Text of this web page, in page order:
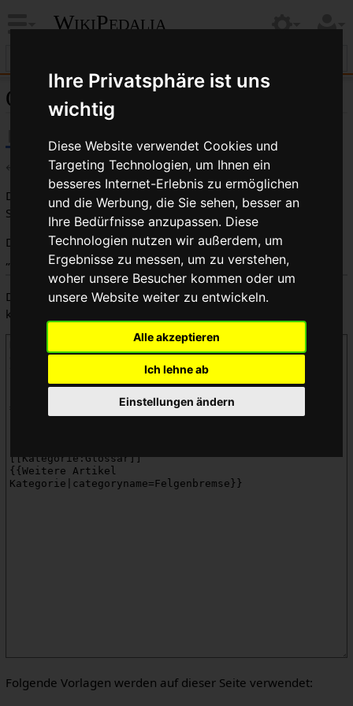
Ihre Privatsphäre ist uns
wichtig
Diese Website verwendet Cookies und
Targeting Technologien, um Ihnen ein
besseres Internet-Erlebnis zu ermöglichen
und die Werbung, die Sie sehen, besser an
Ihre Bedürfnisse anzupassen. Diese
Technologien nutzen wir außerdem, um
Ergebnisse zu messen, um zu verstehen,
woher unsere Besucher kommen oder um
unsere Website weiter zu entwickeln.
Alle akzeptieren
Ich lehne ab
Einstellungen ändern
WikiPedalia
Quelltext der Seite Drop Bolt
← Drop Bolt
Du bist aus dem folgenden Grund nicht berechtigt, diese
Seite zu bearbeiten:
Diese Aktion ist auf Benutzer beschränkt, die der Gruppe
„ Benutzer“ angehören.
Du kannst den Quelltext dieser Seite betrachten und
kopieren.
Folgende Vorlagen werden auf dieser Seite verwendet: